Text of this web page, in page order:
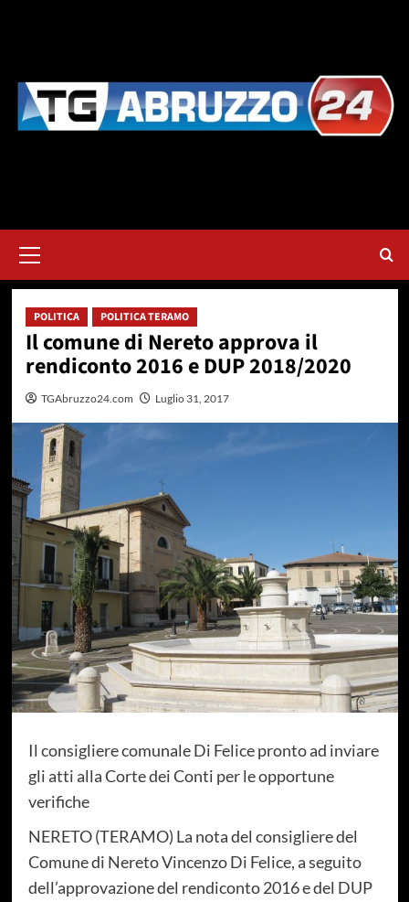
principale
POLITICA POLITICA TERAMO
Il comune di Nereto approva il
rendiconto 2016 e DUP 2018/2020
TGAbruzzo24.com Luglio 31, 2017
Il consigliere comunale Di Felice pronto ad inviare
gli atti alla Corte dei Conti per le opportune
verifiche
NERETO (TERAMO) La nota del consigliere del
Comune di Nereto Vincenzo Di Felice, a seguito
dell’approvazione del rendiconto 2016 e del DUP